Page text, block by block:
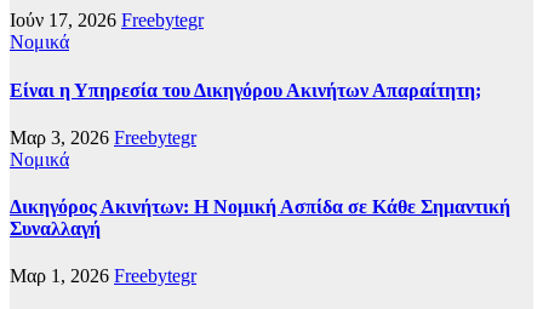
Ιούν 17, 2026 Freebytegr
Νομικά
Είναι η Υπηρεσία του Δικηγόρου Ακινήτων Απαραίτητη;
Μαρ 3, 2026 Freebytegr
Νομικά
Δικηγόρος Ακινήτων: Η Νομική Ασπίδα σε Κάθε Σημαντική
Συναλλαγή
Μαρ 1, 2026 Freebytegr